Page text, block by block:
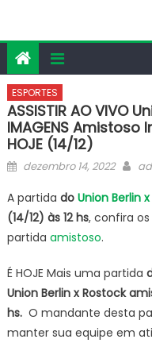
ESPORTES
ASSISTIR AO VIVO
IMAGENS Amistoso
HOJE (14/12)
Posted
dezembro 14, 2022
A partida doUnion Berlin
(14/12) às 12 hs, confira
partida amistoso.
É HOJE Mais uma partida
Union Berlin x Rostock
hs. O mandante desta
manter sua equipe em